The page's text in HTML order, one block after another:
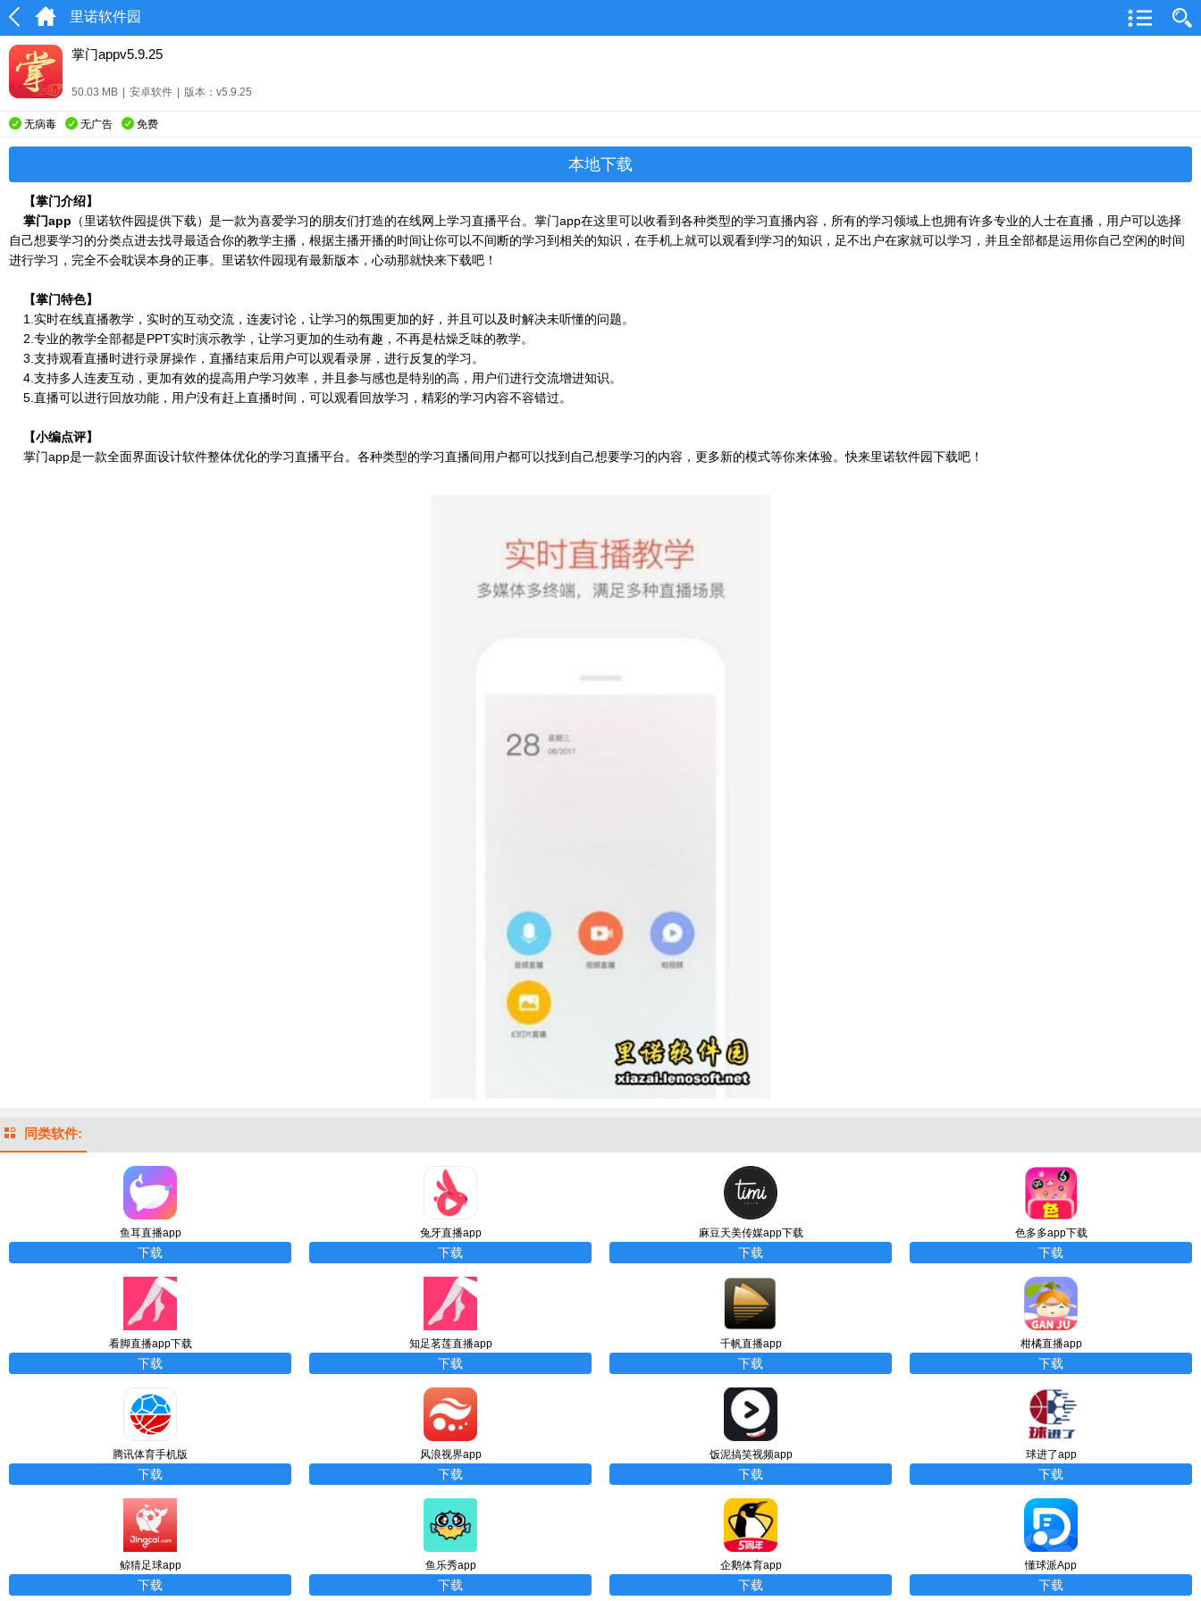
里诺软件园
掌门appv5.9.25
50.03 MB 安卓软件 版本：v5.9.25
无病毒 无广告 免费
本地下载
【掌门介绍】
掌门app （里诺软件园提供下载）是一款为喜爱学习的朋友们打造的在线网上学习直播平台。掌门app在这里可以收看到各种类型的学习直播内容，所有的学习领域上也拥有许多专业的人士在直播，用户可以选择
自己想要学习的分类点进去找寻最适合你的教学主播，根据主播开播的时间让你可以不间断的学习到相关的知识，在手机上就可以观看到学习的知识，足不出户在家就可以学习，并且全部都是运用你自己空闲的时间
进行学习，完全不会耽误本身的正事。里诺软件园现有最新版本，心动那就快来下载吧！
【掌门特色】
1.实时在线直播教学，实时的互动交流，连麦讨论，让学习的氛围更加的好，并且可以及时解决未听懂的问题。
2.专业的教学全部都是PPT实时演示教学，让学习更加的生动有趣，不再是枯燥乏味的教学。
3.支持观看直播时进行录屏操作，直播结束后用户可以观看录屏，进行反复的学习。
4.支持多人连麦互动，更加有效的提高用户学习效率，并且参与感也是特别的高，用户们进行交流增进知识。
5.直播可以进行回放功能，用户没有赶上直播时间，可以观看回放学习，精彩的学习内容不容错过。
【小编点评】
掌门app是一款全面界面设计软件整体优化的学习直播平台。各种类型的学习直播间用户都可以找到自己想要学习的内容，更多新的模式等你来体验。快来里诺软件园下载吧！
同类软件:
鱼耳直播app
下载
兔牙直播app
下载
麻豆天美传媒app下载
下载
色多多app下载
下载
看脚直播app下载
下载
知足茗莲直播app
下载
千帆直播app
下载
柑橘直播app
下载
腾讯体育手机版
下载
风浪视界app
下载
饭泥搞笑视频app
下载
球进了app
下载
鲸猜足球app
下载
鱼乐秀app
下载
企鹅体育app
下载
懂球派App
下载